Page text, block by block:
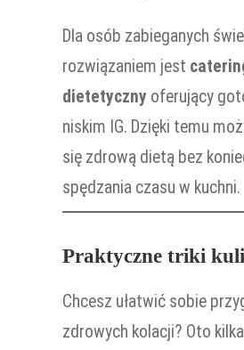
Dla osób zabieganych
rozwiązaniem jest
dietetyczny oferujący
niskim IG. Dzięki temu
się zdrową dietą bez
spędzania czasu w kuchni.
Praktyczne triki
Chcesz ułatwić sobie
zdrowych kolacji? Oto